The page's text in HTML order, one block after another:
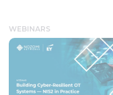
WEBINARS